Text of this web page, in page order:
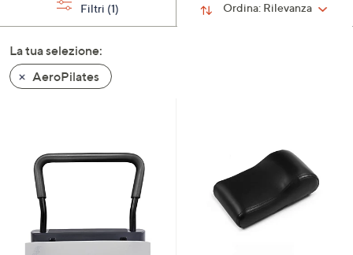
giù
oppure
scorri
a
destra
dispositivi
touch
per
Ordina: Rilevanza
Filtri (1)
La tua selezione:
AeroPilates